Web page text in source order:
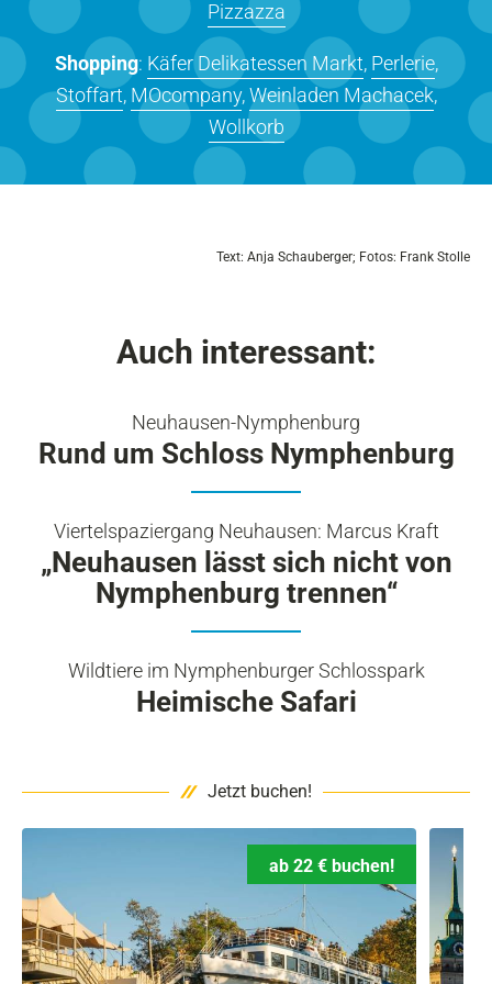
Pizzazza
Shopping: Käfer Delikatessen Markt, Perlerie,
Stoffart, MOcompany,Weinladen Machacek,
Wollkorb
Text: Anja Schauberger; Fotos: Frank Stolle
Auch interessant:
Neuhausen-Nymphenburg
Rund um Schloss Nymphenburg
Viertelspaziergang Neuhausen: Marcus Kraft
„Neuhausen lässt sich nicht von
Nymphenburg trennen“
Wildtiere im Nymphenburger Schlosspark
Heimische Safari
Jetzt buchen!
ab 22 € buchen!